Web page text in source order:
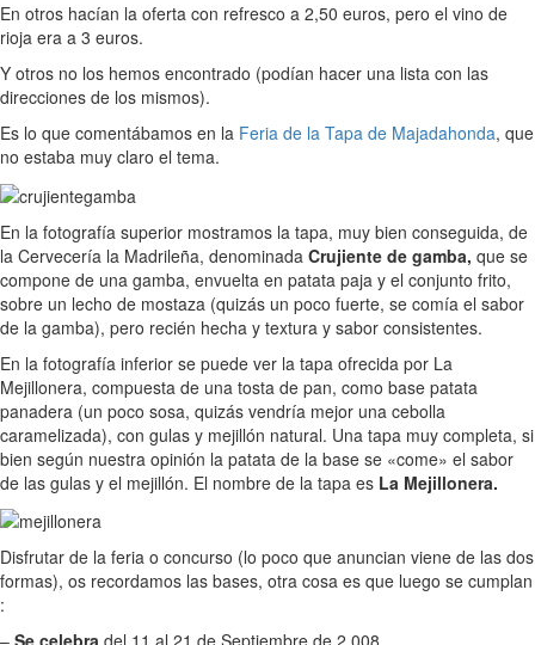
En otros hacían la oferta con refresco a 2,50 euros, pero el vino de
rioja era a 3 euros.
Y otros no los hemos encontrado (podían hacer una lista con las
direcciones de los mismos).
Es lo que comentábamos en la Feria de la Tapa de Majadahonda, que
no estaba muy claro el tema.
En la fotografía superior mostramos la tapa, muy bien conseguida, de
la Cervecería la Madrileña, denominada Crujiente de gamba, que se
compone de una gamba, envuelta en patata paja y el conjunto frito,
sobre un lecho de mostaza (quizás un poco fuerte, se comía el sabor
de la gamba), pero recién hecha y textura y sabor consistentes.
En la fotografía inferior se puede ver la tapa ofrecida por La
Mejillonera, compuesta de una tosta de pan, como base patata
panadera (un poco sosa, quizás vendría mejor una cebolla
caramelizada), con gulas y mejillón natural. Una tapa muy completa, si
bien según nuestra opinión la patata de la base se «come» el sabor
de las gulas y el mejillón. El nombre de la tapa es La Mejillonera.
Disfrutar de la feria o concurso (lo poco que anuncian viene de las dos
formas), os recordamos las bases, otra cosa es que luego se cumplan
: